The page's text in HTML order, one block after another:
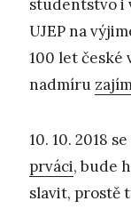
studentstvo i
UJEP na
100 let české
nadmíru
10. 10. 2018
prváci, bude
slavit, prostě